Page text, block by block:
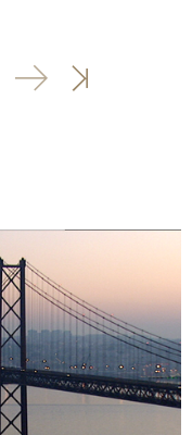
SeguinteÚltima